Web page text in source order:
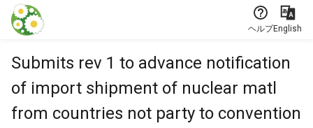
本文に飛ぶ
ヘルプEnglish
Submits rev 1 to advance notification
of import shipment of nuclear matl
from countries not party to convention